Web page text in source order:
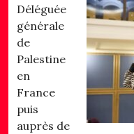
Déléguée
générale
de
Palestine
en
France
puis
auprès de